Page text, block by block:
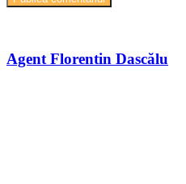
Agent Florentin Dascălu